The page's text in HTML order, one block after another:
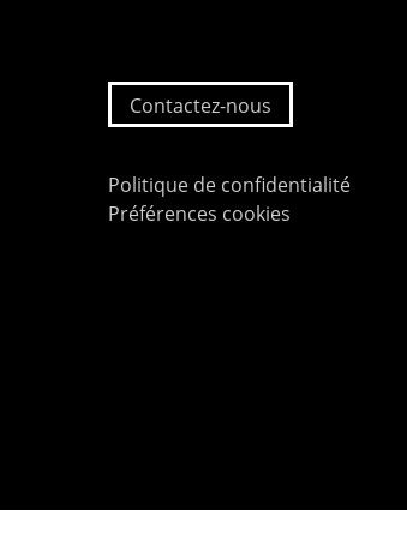
Contactez-nous
Politique de confidentialité
Préférences cookies